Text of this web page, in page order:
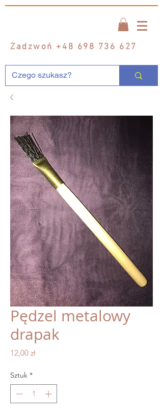
Zadzwoń +48 698 736 627
Pędzel metalowy
drapak
12,00 złCena
Sztuk *